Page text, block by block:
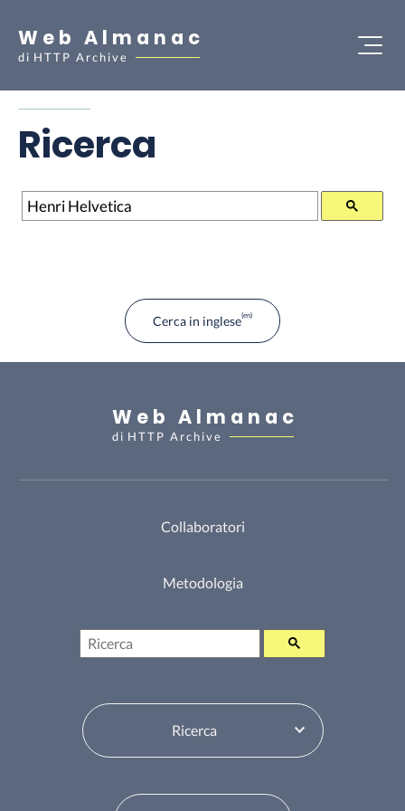
Web Almanac
di HTTP Archive
Ricerca
Ricerca
Cerca in inglese
Web Almanac
di HTTP Archive
Collaboratori
Metodologia
Ricerca
Seleziona sommario